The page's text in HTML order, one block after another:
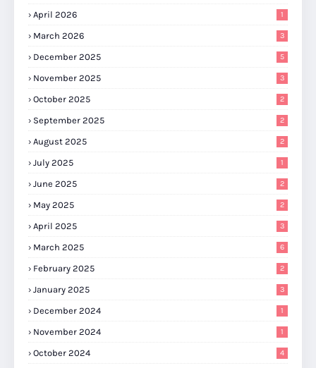
April 2026 1
March 2026 3
December 2025 5
November 2025 3
October 2025 2
September 2025 2
August 2025 2
July 2025 1
June 2025 2
May 2025 2
April 2025 3
March 2025 6
February 2025 2
January 2025 3
December 2024 1
November 2024 1
October 2024 4